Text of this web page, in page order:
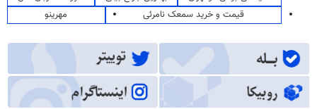
قیمت و خرید سمعک نامرئی
مهرینو